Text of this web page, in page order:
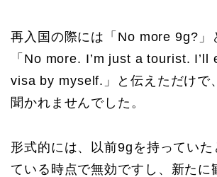
再入国の際には「No more 9g?」
「No more. I’m just a tourist. I’ll
visa by myself.」と伝えただけで
聞かれませんでした。
形式的には、以前9gを持っていた
ている時点で無効ですし、新たに